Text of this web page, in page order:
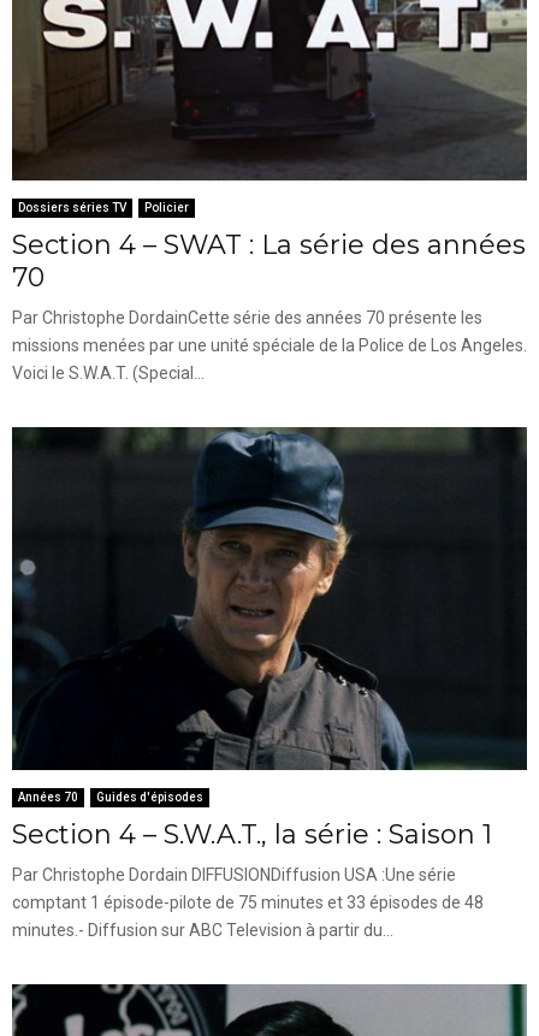
Dossiers séries TV Policier
Section 4 – SWAT : La série des années
70
Par Christophe DordainCette série des années 70 présente les
missions menées par une unité spéciale de la Police de Los Angeles.
Voici le S.W.A.T. (Special...
Années 70 Guides d'épisodes
Section 4 – S.W.A.T., la série : Saison 1
Par Christophe Dordain DIFFUSIONDiffusion USA :Une série
comptant 1 épisode-pilote de 75 minutes et 33 épisodes de 48
minutes.- Diffusion sur ABC Television à partir du...